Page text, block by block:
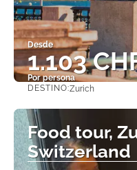
Desde
1.103
Por persona
DESTINO:Zurich
Food tour,
Switzerland